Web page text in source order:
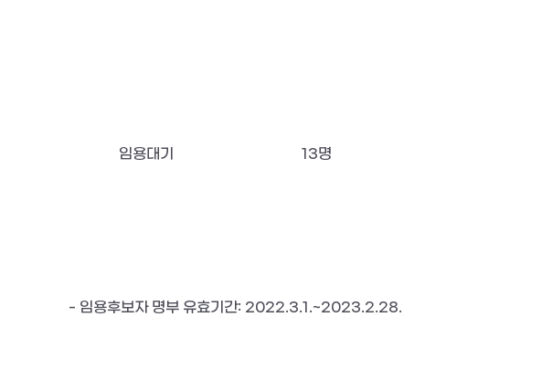
임용대기 13명
- 임용후보자 명부 유효기간: 2022.3.1.~2023.2.28.